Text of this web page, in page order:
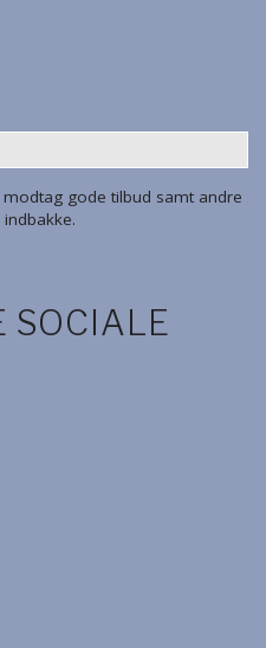
gode tilbud samt andre
SOCIALE